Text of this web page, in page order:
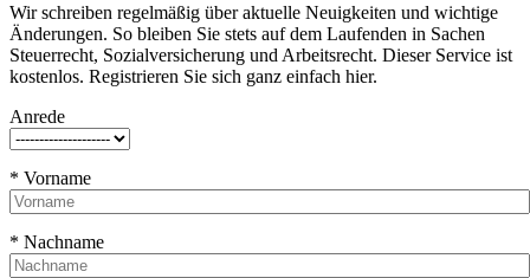
Wir schreiben regelmäßig über aktuelle Neuigkeiten und wichtige
Änderungen. So bleiben Sie stets auf dem Laufenden in Sachen
Steuerrecht, Sozialversicherung und Arbeitsrecht. Dieser Service ist
kostenlos. Registrieren Sie sich ganz einfach hier.
Anrede
* Vorname
* Nachname